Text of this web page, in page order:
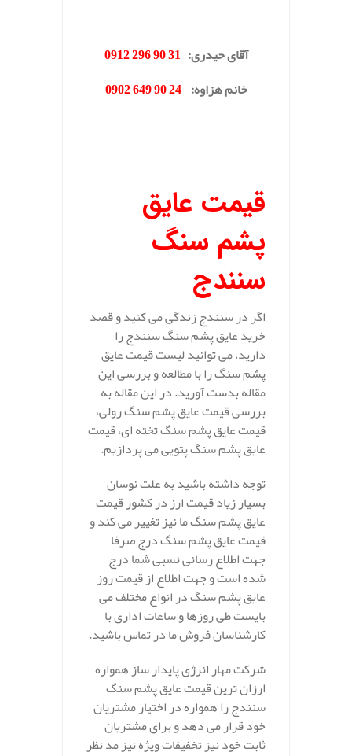
آقای حیدری:
31 90 296 0912
خانم هزاوه:
24 90 649 0902
قیمت عایق
پشم سنگ
سنندج
اگر در سنندج زندگی می کنید و قصد
خرید عایق پشم سنگ سنندج را
دارید، می توانید لیست قیمت عایق
پشم سنگ را با مطالعه و بررسی این
مقاله بدست آورید. در این مقاله به
بررسی قیمت عایق پشم سنگ رولی،
قیمت عایق پشم سنگ تخته ای، قیمت
عایق پشم سنگ پتویی می پردازیم.
توجه داشته باشید به علت نوسان
بسیار زیاد قیمت ارز در کشور قیمت
عایق پشم سنگ ما نیز تغییر می کند و
قیمت عایق پشم سنگ درج صرفا
جهت اطلاع رسانی نسبی شما درج
شده است و جهت اطلاع از قیمت روز
عایق پشم سنگ در انواع مختلف می
بایست طی روزها و ساعات اداری با
کارشناسان فروش ما در تماس باشید.
شرکت مهار انرژی پایدار ساز همواره
ارزان ترین قیمت عایق پشم سنگ
سنندج را همواره در اختیار مشتریان
خود قرار می دهد و برای مشتریان
ثابت خود نیز تخفیفات ویژه نیز مد نظر